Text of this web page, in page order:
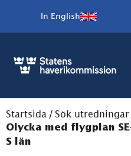
In English
Startsida / Sök utredningar
Olycka med flygplan
S län